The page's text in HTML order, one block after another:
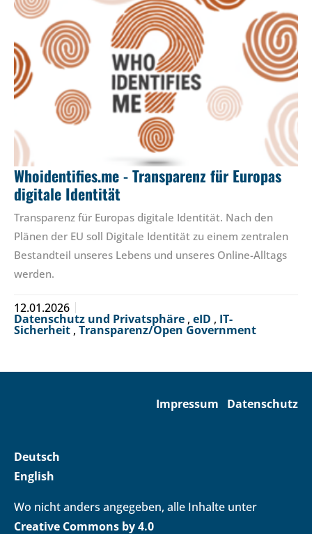
Whoidentifies.me - Transparenz für Europas
digitale Identität
Transparenz für Europas digitale Identität. Nach den
Plänen der EU soll Digitale Identität zu einem zentralen
Bestandteil unseres Lebens und unseres Online-Alltags
werden.
12.01.2026
Datenschutz und Privatsphäre , eID , IT-
Sicherheit , Transparenz/Open Government
Impressum Datenschutz
Deutsch
English
Wo nicht anders angegeben, alle Inhalte unter
Creative Commons by 4.0